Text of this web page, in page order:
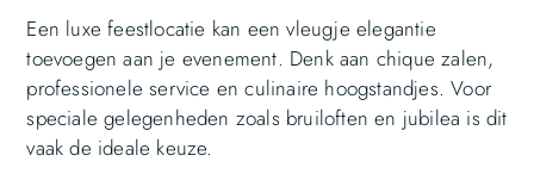
Een luxe feestlocatie kan een vleugje elegantie
toevoegen aan je evenement. Denk aan chique zalen,
professionele service en culinaire hoogstandjes. Voor
speciale gelegenheden zoals bruiloften en jubilea is dit
vaak de ideale keuze.